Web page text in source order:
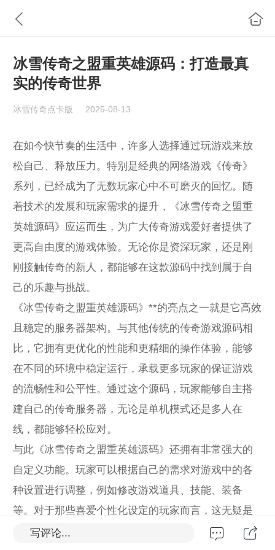
冰雪传奇之盟重英雄源码：打造最真
实的传奇世界
冰雪传奇点卡版 2025-08-13
在如今快节奏的生活中，许多人选择通过玩游戏来放
松自己、释放压力。特别是经典的网络游戏《传奇》
系列，已经成为了无数玩家心中不可磨灭的回忆。随
着技术的发展和玩家需求的提升，《冰雪传奇之盟重
英雄源码》应运而生，为广大传奇游戏爱好者提供了
更高自由度的游戏体验。无论你是资深玩家，还是刚
刚接触传奇的新人，都能够在这款源码中找到属于自
己的乐趣与挑战。
《冰雪传奇之盟重英雄源码》**的亮点之一就是它高效
且稳定的服务器架构。与其他传统的传奇游戏源码相
比，它拥有更优化的性能和更精细的操作体验，能够
在不同的环境中稳定运行，承载更多玩家的保证游戏
的流畅性和公平性。通过这个源码，玩家能够自主搭
建自己的传奇服务器，无论是单机模式还是多人在
线，都能够轻松应对。
与此《冰雪传奇之盟重英雄源码》还拥有非常强大的
自定义功能。玩家可以根据自己的需求对游戏中的各
种设置进行调整，例如修改游戏道具、技能、装备
等。对于那些喜爱个性化设定的玩家而言，这无疑是
一个巨大的优势。通过自由配置，你可以让自己的传
写评论...